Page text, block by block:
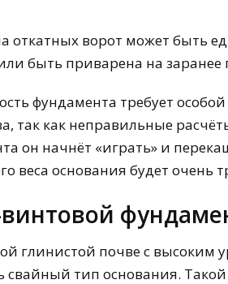
откатных ворот может быть
быть приварена на
фундамента требует
так как неправильные
он начнёт «играть» и
веса основания будет очень
глинистой почве с высоким
свайный тип основания.